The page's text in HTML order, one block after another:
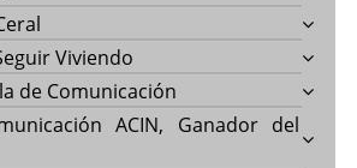
Viviendo
de Comunicación
ACIN, Ganador del